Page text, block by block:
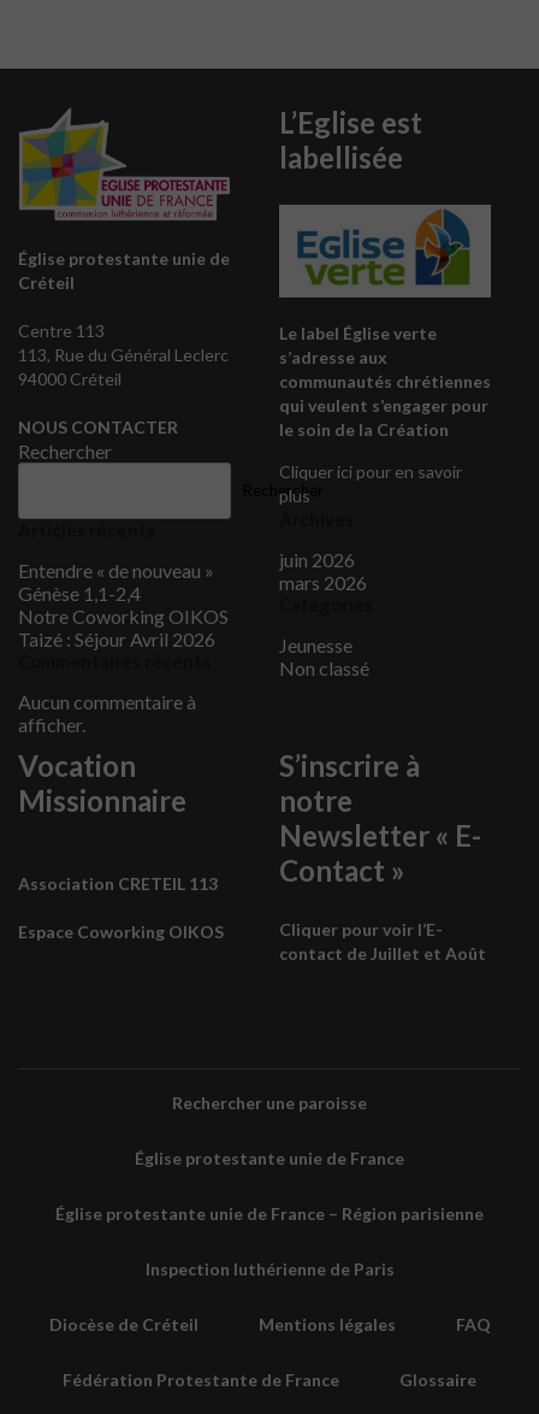
Église protestante unie de
Créteil
Centre 113
113, Rue du Général Leclerc
94000 Créteil
NOUS CONTACTER
Rechercher
Rechercher
Entendre « de nouveau »
Génèse 1,1-2,4
Notre Coworking OIKOS
Taizé : Séjour Avril 2026
Aucun commentaire à
afficher.
L’Eglise est
labellisée
Le label Église verte
s’adresse aux
communautés chrétiennes
qui veulent s’engager pour
le soin de la Création
Cliquer ici pour en savoir
plus
juin 2026
mars 2026
Jeunesse
Non classé
Vocation
Missionnaire
Association CRETEIL 113
Espace Coworking OIKOS
S’inscrire à
notre
Newsletter « E-
Contact »
Cliquer pour voir l’E-
contact de Juillet et Août
Rechercher une paroisse
Église protestante unie de France
Église protestante unie de France – Région parisienne
Inspection luthérienne de Paris
Diocèse de Créteil Mentions légales FAQ
Fédération Protestante de France Glossaire